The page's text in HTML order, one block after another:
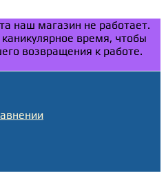
наш магазин не работает.
время, чтобы
возвращения к работе.